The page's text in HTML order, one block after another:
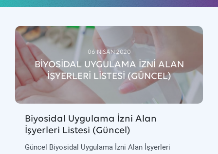
06 NİSAN 2020
BİYOSİDAL UYGULAMA İZNİ ALAN
İŞYERLERİ LİSTESİ (GÜNCEL)
Biyosidal Uygulama İzni Alan
İşyerleri Listesi (Güncel)
Güncel Biyosidal Uygulama İzni Alan İşyerleri